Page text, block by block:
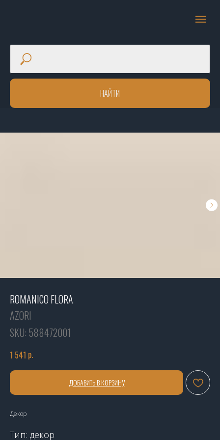
НАЙТИ
ROMANICO FLORA
AZORI
SKU: 588472001
1 541 р.
ДОБАВИТЬ В КОРЗИНУ
Декор
Тип: декор